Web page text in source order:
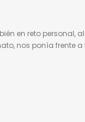
en reto personal,
nos ponía frente